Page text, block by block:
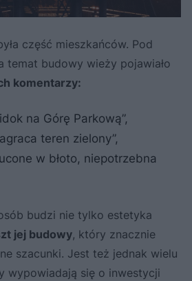
część mieszkańców. Pod
temat budowy wieży pojawiało
komentarzy:
na Górę Parkową”,
teren zielony”,
w błoto, niepotrzebna
budzi nie tylko estetyka
jej budowy, który znacznie
szacunki. Jest też jednak wielu
wypowiadają się o inwestycji